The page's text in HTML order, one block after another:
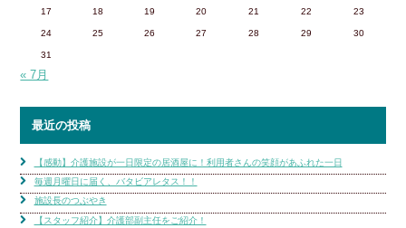
17 18 19 20 21 22 23
24 25 26 27 28 29 30
31
« 7月
最近の投稿
【感動】介護施設が一日限定の居酒屋に！利用者さんの笑顔があふれた一日
毎週月曜日に届く、バタビアレタス！！
施設長のつぶやき
【スタッフ紹介】介護部副主任をご紹介！